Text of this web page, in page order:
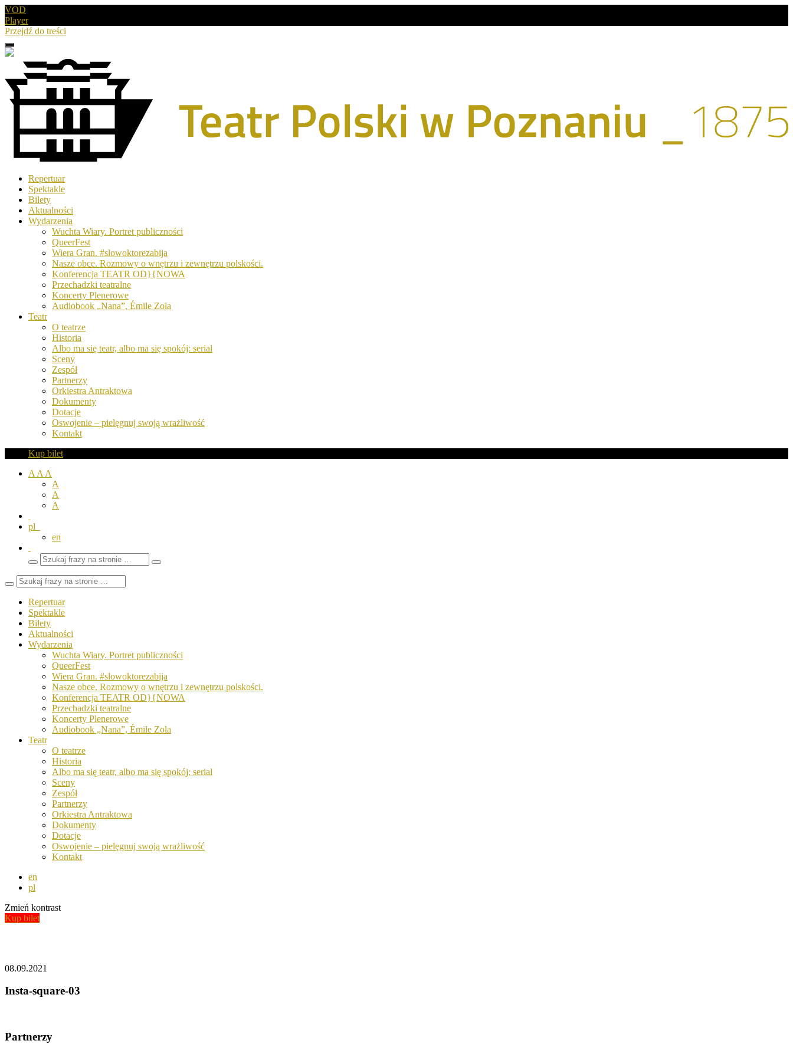
VOD
Player
Przejdź do treści
Menu
Drugie
Teatr
Polski
Poznaniu
Repertuar
Spektakle
Bilety
Aktualności
Wydarzenia
Wuchta Wiary. Portret publiczności
QueerFest
Wiera Gran. #slowoktorezabija
Nasze obce. Rozmowy o wnętrzu i zewnętrzu polskości.
Konferencja TEATR OD}{NOWA
Przechadzki teatralne
Koncerty Plenerowe
Audiobook „Nana”, Émile Zola
Teatr
O teatrze
Historia
Albo ma się teatr, albo ma się spokój: serial
Sceny
Zespół
Partnerzy
Orkiestra Antraktowa
Dokumenty
Dotacje
Oswojenie – pielęgnuj swoją wrażliwość
Kontakt
Kup bilet
A A A
A
A
A
pl
en
Wyszukaj
frazy
Zamknij
Repertuar
Spektakle
Bilety
Aktualności
Wydarzenia
Wuchta Wiary. Portret publiczności
QueerFest
Wiera Gran. #slowoktorezabija
Nasze obce. Rozmowy o wnętrzu i zewnętrzu polskości.
Konferencja TEATR OD}{NOWA
Przechadzki teatralne
Koncerty Plenerowe
Audiobook „Nana”, Émile Zola
Teatr
O teatrze
Historia
Albo ma się teatr, albo ma się spokój: serial
Sceny
Zespół
Partnerzy
Orkiestra Antraktowa
Dokumenty
Dotacje
Oswojenie – pielęgnuj swoją wrażliwość
Kontakt
en
pl
Zmień kontrast
Kup bilet
08.09.2021
Insta-square-03
Partnerzy